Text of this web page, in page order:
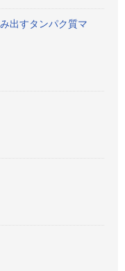
出すタンパク質マ